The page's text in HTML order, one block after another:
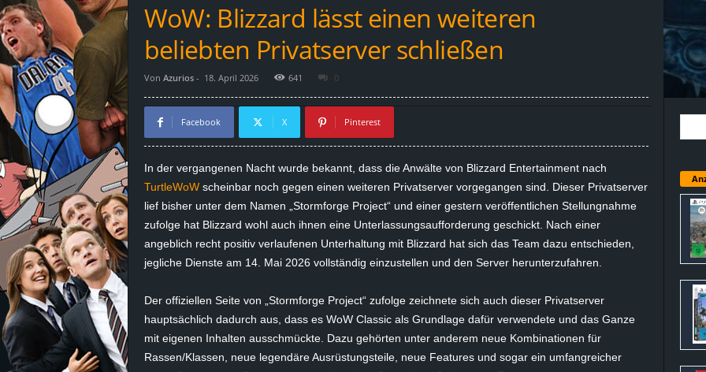
E
i
n
s
g
z
e
WoW: Blizzard lässt einen weiteren
beliebten Privatserver schließen
Von Azurios- 18. April 2026 641 0
Facebook X Pinterest
In der vergangenen Nacht wurde bekannt, dass die Anwälte von Blizzard Entertainment nach
TurtleWoWscheinbar noch gegen einen weiteren Privatserver vorgegangen sind. Dieser Privatserver
lief bisher unter dem Namen „Stormforge Project“ und einer gestern veröffentlichen Stellungnahme
zufolge hat Blizzard wohl auch ihnen eine Unterlassungsaufforderung geschickt. Nach einer
angeblich recht positiv verlaufenen Unterhaltung mit Blizzard hat sich das Team dazu entschieden,
jegliche Dienste am 14. Mai 2026 vollständig einzustellen und den Server herunterzufahren.
Der offiziellen Seite von „Stormforge Project“ zufolge zeichnete sich auch dieser Privatserver
hauptsächlich dadurch aus, dass es WoW Classic als Grundlage dafür verwendete und das Ganze
mit eigenen Inhalten ausschmückte. Dazu gehörten unter anderem neue Kombinationen für
Rassen/Klassen, neue legendäre Ausrüstungsteile, neue Features und sogar ein umfangreicher